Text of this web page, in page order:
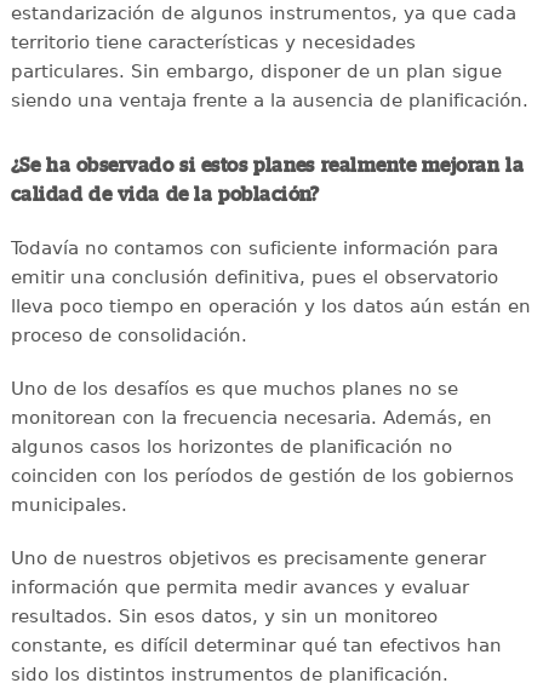
estandarización de algunos instrumentos, ya que cada
territorio tiene características y necesidades
particulares. Sin embargo, disponer de un plan sigue
siendo una ventaja frente a la ausencia de planificación.
¿Se ha observado si estos planes realmente mejoran la
calidad de vida de la población?
Todavía no contamos con suficiente información para
emitir una conclusión definitiva, pues el observatorio
lleva poco tiempo en operación y los datos aún están en
proceso de consolidación.
Uno de los desafíos es que muchos planes no se
monitorean con la frecuencia necesaria. Además, en
algunos casos los horizontes de planificación no
coinciden con los períodos de gestión de los gobiernos
municipales.
Uno de nuestros objetivos es precisamente generar
información que permita medir avances y evaluar
resultados. Sin esos datos, y sin un monitoreo
constante, es difícil determinar qué tan efectivos han
sido los distintos instrumentos de planificación.